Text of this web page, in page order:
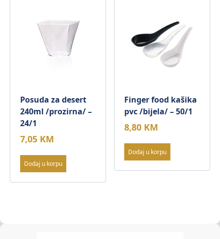
Posuda za desert
240ml /prozirna/ –
24/1
7,05 KM
Dodaj u korpu
Finger food kašika
pvc /bijela/ – 50/1
8,80 KM
Dodaj u korpu